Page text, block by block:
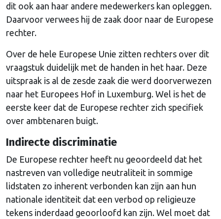
dit ook aan haar andere medewerkers kan opleggen.
Daarvoor verwees hij de zaak door naar de Europese
rechter.
Over de hele Europese Unie zitten rechters over dit
vraagstuk duidelijk met de handen in het haar. Deze
uitspraak is al de zesde zaak die werd doorverwezen
naar het Europees Hof in Luxemburg. Wel is het de
eerste keer dat de Europese rechter zich specifiek
over ambtenaren buigt.
Indirecte discriminatie
De Europese rechter heeft nu geoordeeld dat het
nastreven van volledige neutraliteit in sommige
lidstaten zo inherent verbonden kan zijn aan hun
nationale identiteit dat een verbod op religieuze
tekens inderdaad geoorloofd kan zijn. Wel moet dat